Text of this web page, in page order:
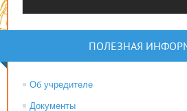
ПОЛЕЗНАЯ
Об учредителе
Документы